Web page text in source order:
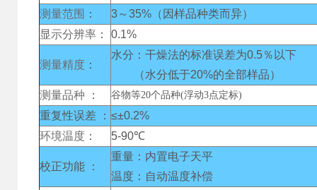
测量范围 ：
3～35%（因样品种类而异）
显示分辨率 ： 0.1%
测量精度 ：
水分：干燥法的标准误差为0.5％以下
（水分低于20%的全部样品）
测量品种 ： 谷物等20个品种(浮动3点定标)
重复性误差 ： ≤±0.2%
环境温度 ： 5-90℃
校正功能 ：
重量：内置电子天平
温度：自动温度补偿